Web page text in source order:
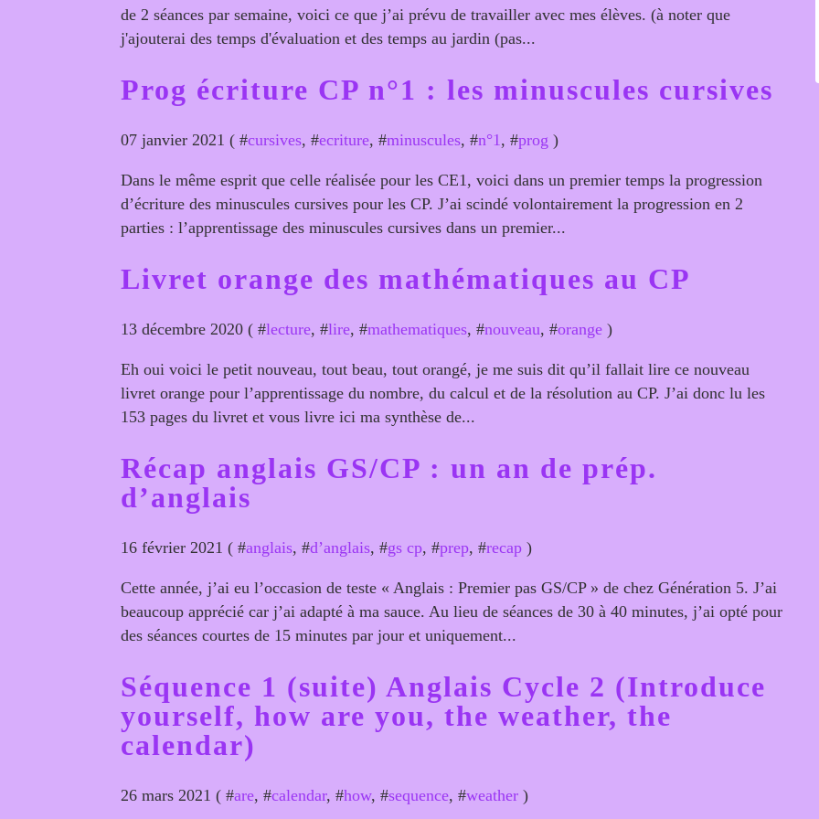
de 2 séances par semaine, voici ce que j’ai prévu de travailler avec mes élèves. (à noter que
j'ajouterai des temps d'évaluation et des temps au jardin (pas...
Prog écriture CP n°1 : les minuscules cursives
07 janvier 2021 ( #cursives, #ecriture, #minuscules, #n°1, #prog )
Dans le même esprit que celle réalisée pour les CE1, voici dans un premier temps la progression
d’écriture des minuscules cursives pour les CP. J’ai scindé volontairement la progression en 2
parties : l’apprentissage des minuscules cursives dans un premier...
Livret orange des mathématiques au CP
13 décembre 2020 ( #lecture, #lire, #mathematiques, #nouveau, #orange )
Eh oui voici le petit nouveau, tout beau, tout orangé, je me suis dit qu’il fallait lire ce nouveau
livret orange pour l’apprentissage du nombre, du calcul et de la résolution au CP. J’ai donc lu les
153 pages du livret et vous livre ici ma synthèse de...
Récap anglais GS/CP : un an de prép.
d’anglais
16 février 2021 ( #anglais, #d’anglais, #gs cp, #prep, #recap )
Cette année, j’ai eu l’occasion de teste « Anglais : Premier pas GS/CP » de chez Génération 5. J’ai
beaucoup apprécié car j’ai adapté à ma sauce. Au lieu de séances de 30 à 40 minutes, j’ai opté pour
des séances courtes de 15 minutes par jour et uniquement...
Séquence 1 (suite) Anglais Cycle 2 (Introduce
yourself, how are you, the weather, the
calendar)
26 mars 2021 ( #are, #calendar, #how, #sequence, #weather )